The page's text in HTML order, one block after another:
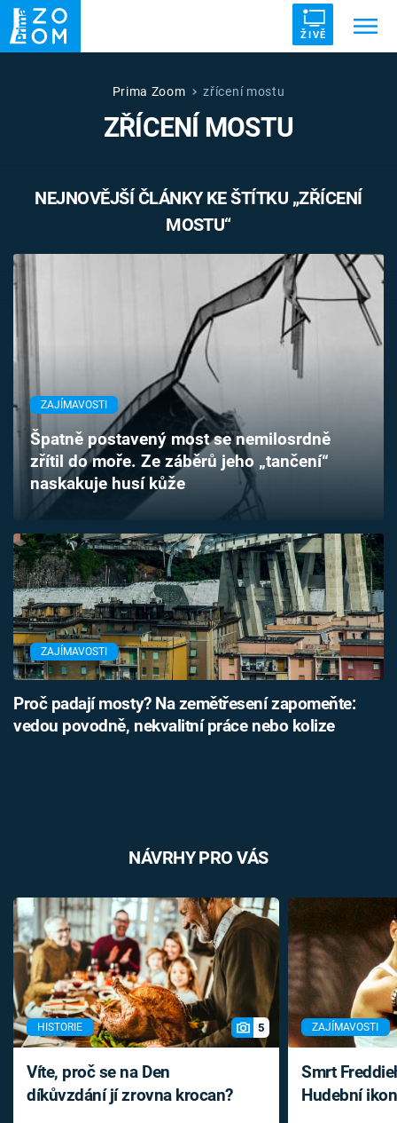
ŽIVĚ
ZRÁDCI UFO DRUHÁ SVĚTOVÁ VÁLKA
VETŘELCI DÁVNOVĚKU
TV Program
Časopis
Sledujte prima+
Přihlášení
Sledujte nás
Prima Zoom zřícení mostu
ZŘÍCENÍ MOSTU
NEJNOVĚJŠÍ ČLÁNKY KE ŠTÍTKU „ZŘÍCENÍ
MOSTU“
ZAJÍMAVOSTI
Špatně postavený most se nemilosrdně
zřítil do moře. Ze záběrů jeho „tančení“
naskakuje husí kůže
ZAJÍMAVOSTI
Proč padají mosty? Na zemětřesení zapomeňte:
vedou povodně, nekvalitní práce nebo kolize
NÁVRHY PRO VÁS
HISTORIE 5
Víte, proč se na Den
díkůvzdání jí zrovna krocan?
ZAJÍMAVOSTI
Smrt
Hudební